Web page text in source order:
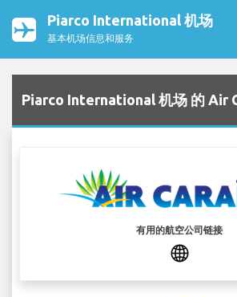
Piarco International 机场
基本机场信息和服务
Piarco International 机场 的 Air
有用的航空公司链接